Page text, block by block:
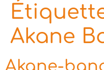
Akane
Akane-